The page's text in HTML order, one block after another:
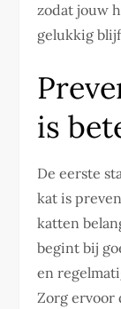
zodat jouw
gelukkig
is
De eerste
kat is
katten
begint bij
en
Zorg ervoor